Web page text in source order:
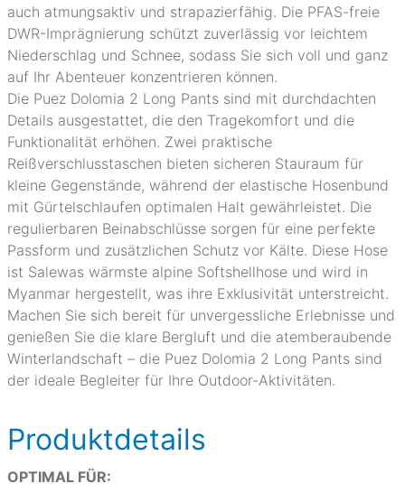
auch atmungsaktiv und strapazierfähig. Die PFAS-freie
DWR-Imprägnierung schützt zuverlässig vor leichtem
Niederschlag und Schnee, sodass Sie sich voll und ganz
auf Ihr Abenteuer konzentrieren können.
Die Puez Dolomia 2 Long Pants sind mit durchdachten
Details ausgestattet, die den Tragekomfort und die
Funktionalität erhöhen. Zwei praktische
Reißverschlusstaschen bieten sicheren Stauraum für
kleine Gegenstände, während der elastische Hosenbund
mit Gürtelschlaufen optimalen Halt gewährleistet. Die
regulierbaren Beinabschlüsse sorgen für eine perfekte
Passform und zusätzlichen Schutz vor Kälte. Diese Hose
ist Salewas wärmste alpine Softshellhose und wird in
Myanmar hergestellt, was ihre Exklusivität unterstreicht.
Machen Sie sich bereit für unvergessliche Erlebnisse und
genießen Sie die klare Bergluft und die atemberaubende
Winterlandschaft – die Puez Dolomia 2 Long Pants sind
der ideale Begleiter für Ihre Outdoor-Aktivitäten.
Produktdetails
OPTIMAL FÜR: